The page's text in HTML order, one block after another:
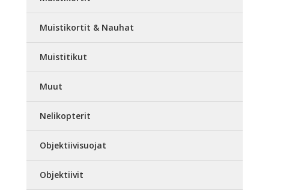
Muistikortit & Nauhat
Muistitikut
Muut
Nelikopterit
Objektiivisuojat
Objektiivit